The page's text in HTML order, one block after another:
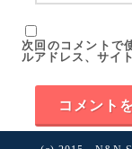
次回のコメントで
ルアドレス、サイ